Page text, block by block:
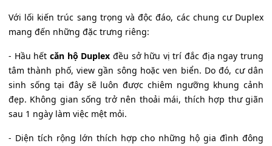
Với lối kiến trúc sang trọng và độc đáo, các chung cư Duplex
mang đến những đặc trưng riêng:
- Hầu hết căn hộ Duplex đều sở hữu vị trí đắc địa ngay trung
tâm thành phố, view gần sông hoặc ven biển. Do đó, cư dân
sinh sống tại đây sẽ luôn được chiêm ngưỡng khung cảnh
đẹp. Không gian sống trở nên thoải mái, thích hợp thư giãn
sau 1 ngày làm việc mệt mỏi.
- Diện tích rộng lớn thích hợp cho những hộ gia đình đông